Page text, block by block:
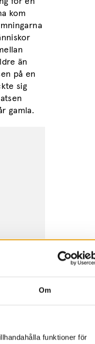
Om
funktioner för
kom
än
på en
sig
gamla.